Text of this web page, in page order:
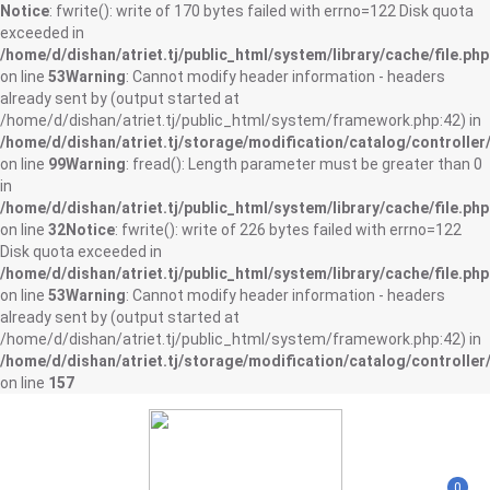
Notice: fwrite(): write of 170 bytes failed with errno=122 Disk quota
exceeded in
/home/d/dishan/atriet.tj/public_html/system/library/cache/file.php
on line 53Warning: Cannot modify header information - headers
already sent by (output started at
/home/d/dishan/atriet.tj/public_html/system/framework.php:42) in
/home/d/dishan/atriet.tj/storage/modification/catalog/
on line 99Warning: fread(): Length parameter must be greater than 0
in
/home/d/dishan/atriet.tj/public_html/system/library/cache/file.php
on line 32Notice: fwrite(): write of 226 bytes failed with errno=122
Disk quota exceeded in
/home/d/dishan/atriet.tj/public_html/system/library/cache/file.php
on line 53Warning: Cannot modify header information - headers
already sent by (output started at
/home/d/dishan/atriet.tj/public_html/system/framework.php:42) in
/home/d/dishan/atriet.tj/storage/modification/catalog/
on line 157